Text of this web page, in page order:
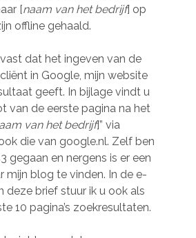
[naam van het bedrijf] op
offline gehaald.
dat het ingeven van de
in Google, mijn website
geeft. In bijlage vindt u
van de eerste pagina na het
van het bedrijf]” via
die van google.nl. Zelf ben
gegaan en nergens is er een
mijn blog te vinden. In de e-
deze brief stuur ik u ook als
10 pagina’s zoekresultaten.